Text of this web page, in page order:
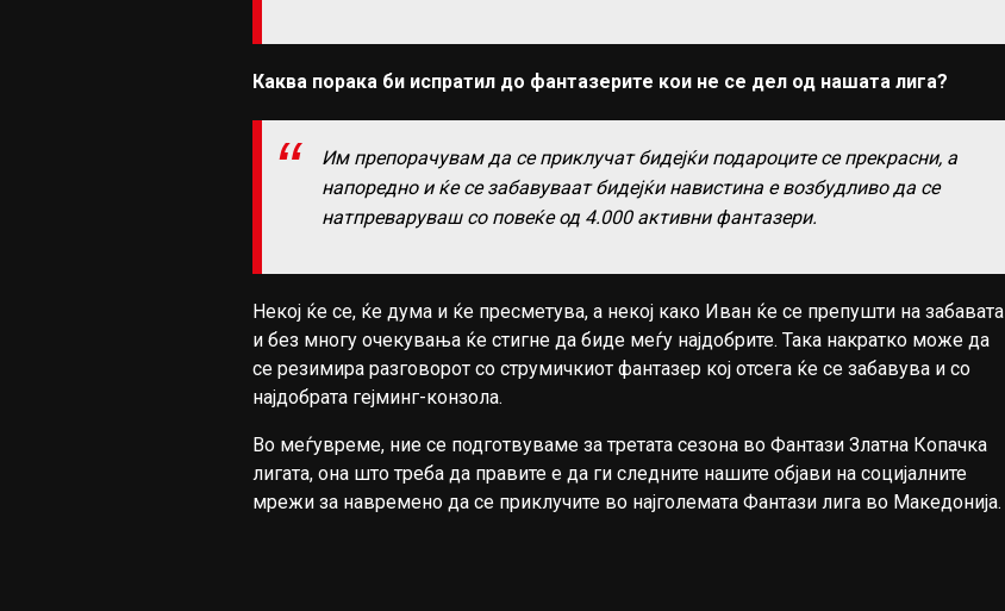
Каква порака би испратил до фантазерите кои не се дел од нашата лига?
Им препорачувам да се приклучат бидејќи подароците се прекрасни, а
напоредно и ќе се забавуваат бидејќи навистина е возбудливо да се
натпреваруваш со повеќе од 4.000 активни фантазери.
Некој ќе се, ќе дума и ќе пресметува, а некој како Иван ќе се препушти на забавата
и без многу очекувања ќе стигне да биде меѓу најдобрите. Така накратко може да
се резимира разговорот со струмичкиот фантазер кој отсега ќе се забавува и со
најдобрата гејминг-конзола.
Во меѓувреме, ние се подготвуваме за третата сезона во Фантази Златна Копачка
лигата, она што треба да правите е да ги следните нашите објави на социјалните
мрежи за навремено да се приклучите во најголемата Фантази лига во Македонија.